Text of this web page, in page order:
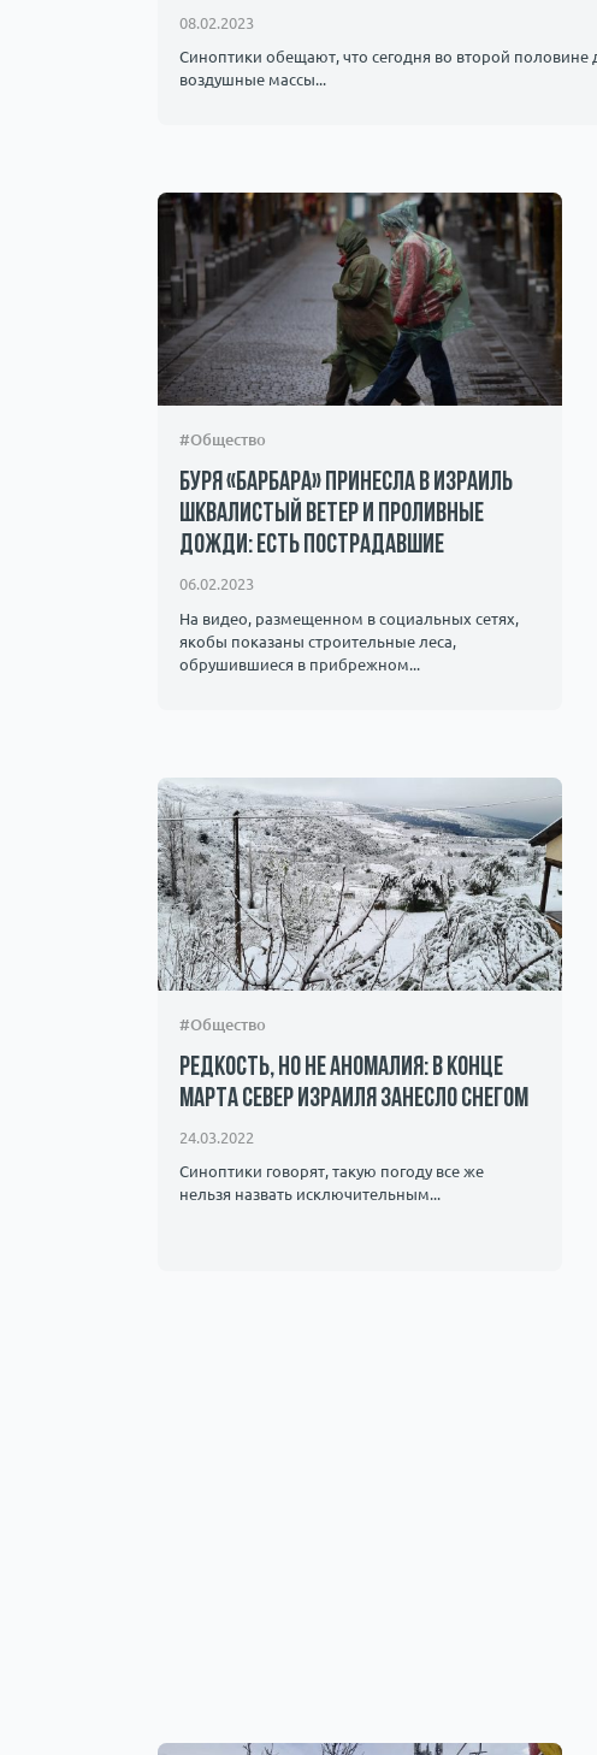
08.02.2023
Синоптики обещают, что сегодня во второй
воздушные массы...
#Общество
Буря «Барбара» принесла в Израиль
шквалистый ветер и проливные
дожди: есть пострадавшие
06.02.2023
На видео, размещенном в социальных сетях,
якобы показаны строительные леса,
обрушившиеся в прибрежном...
#Общество
Редкость, но не аномалия: в конце
марта север Израиля занесло снегом
24.03.2022
Синоптики говорят, такую погоду все же
нельзя назвать исключительным...